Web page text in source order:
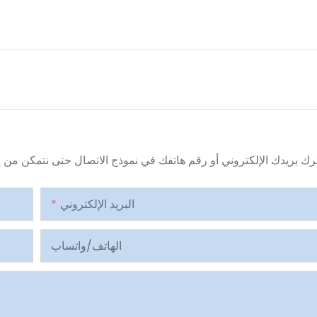
البريد الإلكتروني
الهاتف/واتساب